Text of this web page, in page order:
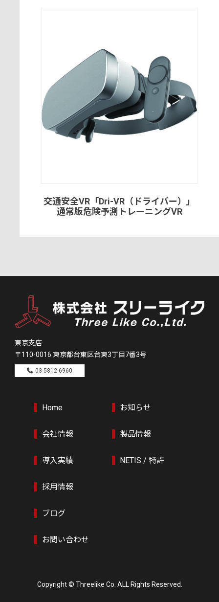
交通安全VR「Dri-VR（ドライバー）」
通常版危険予測トレーニングVR
東京支店
〒110-0016 東京都台東区台東3丁目7番3号
03-5812-6960
Home お知らせ
会社情報 製品情報
導入実績 NETIS / 特許
採用情報
ブログ
お問い合わせ
Copyright © Threelike Co. ALL Rights Reserved.